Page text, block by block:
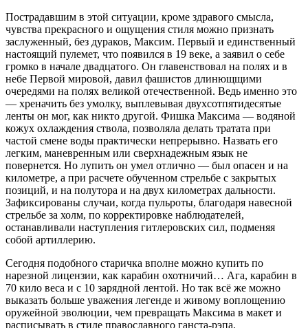
Пострадавшим в этой ситуации, кроме здравого смысла,
чувства прекрасного и ощущения стиля можно признать
заслуженный, без дураков, Максим. Первый и единственный
настоящий пулемет, что появился в 19 веке, а заявил о себе
громко в начале двадцатого. Он главенствовал на полях и в
небе Первой мировой, давил фашистов длинющщими
очередями на полях великой отечественной. Ведь именно это
— хреначить без умолку, выплевывая двухсотпятидесятые
ленты он мог, как никто другой. Фишка Максима — водяной
кожух охлаждения ствола, позволяла делать тратата при
частой смене воды практически непрерывно. Назвать его
легким, маневренным или сверхнадежным язык не
повернется. Но лупить он умел отлично — был опасен и на
километре, а при расчете обученном стрельбе с закрытых
позиций, и на полутора и на двух километрах дальности.
Зафиксированы случаи, когда пульроты, благодаря навесной
стрельбе за холм, по корректировке наблюдателей,
останавливали наступления гитлеровских сил, подменяя
собой артиллерию.
Сегодня подобного старичка вполне можно купить по
нарезной лицензии, как карабин охотничий… Ага, карабин в
70 кило веса и с 10 зарядной лентой. Но так всё же можно
выказать больше уважения легенде и живому воплощению
оружейной эволюции, чем превращать Максима в макет и
расписывать в стиле православного ганста-рэпа.